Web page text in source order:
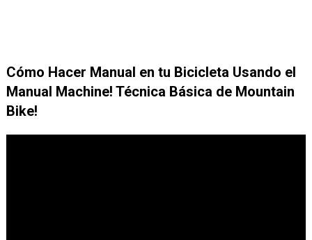
Cómo Hacer Manual en tu Bicicleta Usando el
Manual Machine! Técnica Básica de Mountain
Bike!